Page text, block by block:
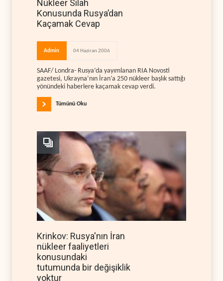
Nükleer Silah
Konusunda Rusya’dan
Kaçamak Cevap
Admin 04 Haziran 2006
SAAF/ Londra- Rusya’da yayımlanan RIA Novosti
gazetesi, Ukrayna’nın İran’a 250 nükleer başlık sattığı
yönündeki haberlere kaçamak cevap verdi.
Tümünü Oku
Krinkov: Rusya'nın İran
nükleer faaliyetleri
konusundaki
tutumunda bir değişiklik
yoktur